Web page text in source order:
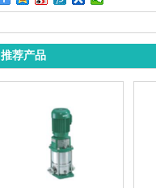
推荐产品